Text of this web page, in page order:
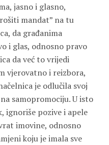
jasno i glasno,
mandat” na tu
da građanima
i glas, odnosno pravo
da već to vrijedi
vjerovatno i reizbora,
je odlučila svoj
samopromociju. U isto
ignoriše pozive i apele
imovine, odnosno
koju je imala sve